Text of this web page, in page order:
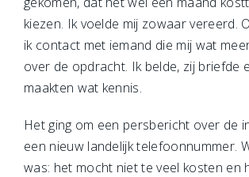
kiezen. Ik voelde mij zowaar vereerd.
ik contact met iemand die mij wat
over de opdracht. Ik belde, zij briefde
maakten wat kennis.
Het ging om een persbericht over de
een nieuw landelijk telefoonnummer.
was: het mocht niet te veel kosten en